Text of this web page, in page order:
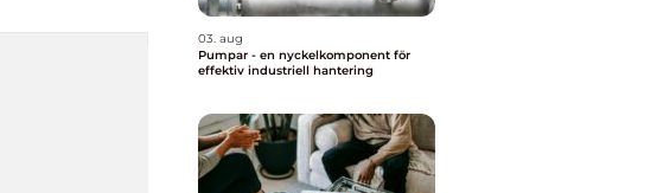
03. aug
Pumpar - en nyckelkomponent för
effektiv industriell hantering